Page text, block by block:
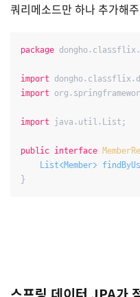
쿼리메소드만 하나 추가해
package
import
import
import java.util.List;
public interface
List<Member>